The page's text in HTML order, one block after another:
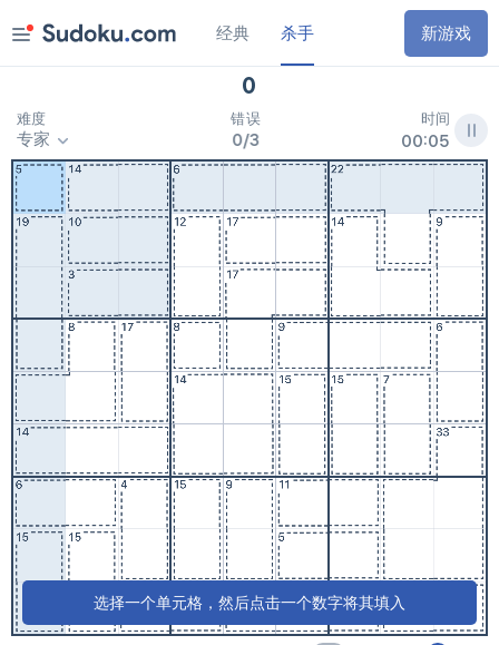
09天 时
天2
锦标赛
8月7日
奖品
规则
设置
经典 杀手 新游戏
经典 杀手
沙漠世界
简单
中等
困难
专家
重新开始
选择一个单元格，然后点击一个数字将其填入
0
难度
专家
错误
0/3
Awesome! 时间
00:05